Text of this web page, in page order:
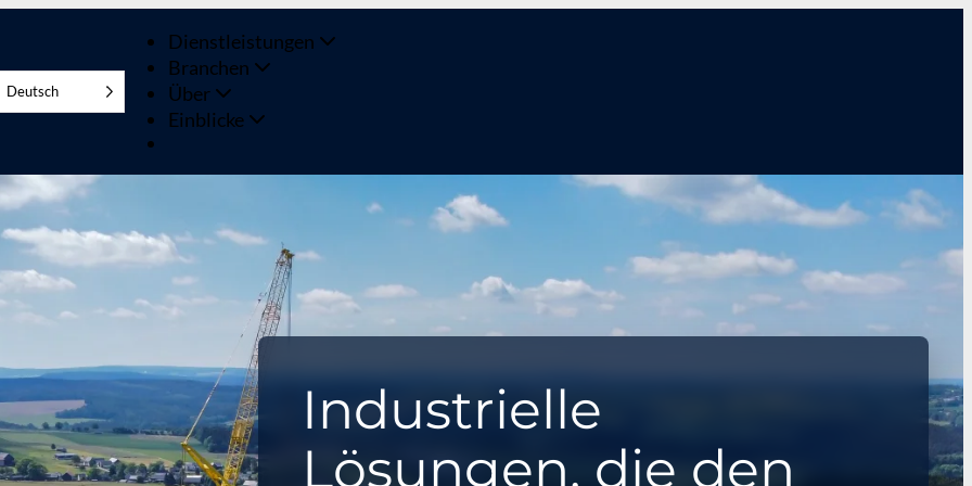
Deutsch
Dienstleistungen
Branchen
Über
Einblicke
Industrielle
Lösungen, die den